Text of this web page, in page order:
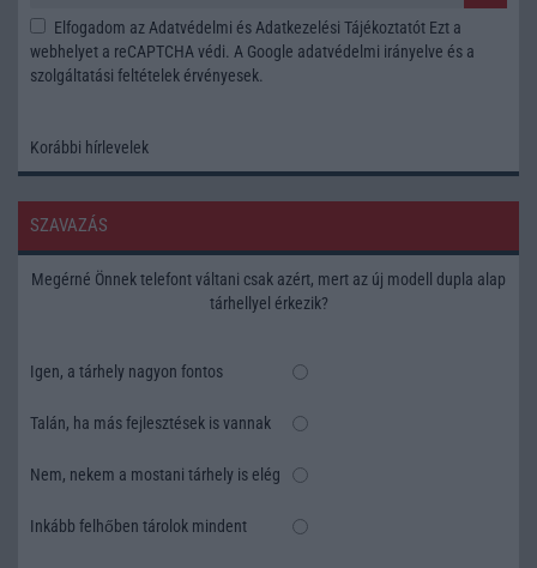
Elfogadom az Adatvédelmi és Adatkezelési Tájékoztatót Ezt a
webhelyet a reCAPTCHA védi. A Google adatvédelmi irányelve és a
szolgáltatási feltételek érvényesek.
Korábbi hírlevelek
SZAVAZÁS
Megérné Önnek telefont váltani csak azért, mert az új modell dupla alap
tárhellyel érkezik?
Igen, a tárhely nagyon fontos
Talán, ha más fejlesztések is vannak
Nem, nekem a mostani tárhely is elég
Inkább felhőben tárolok mindent